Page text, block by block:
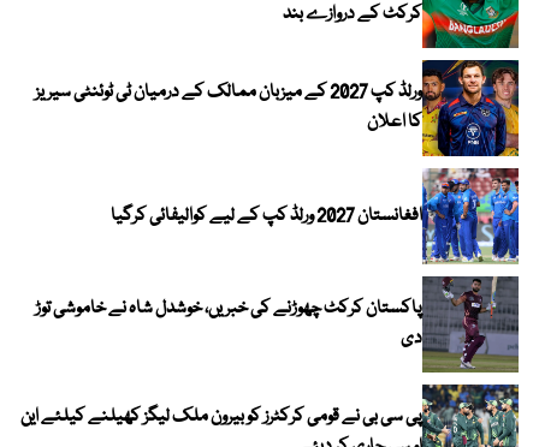
کرکٹ کے دروازے بند
ورلڈ کپ 2027 کے میزبان ممالک کے درمیان ٹی ٹوئنٹی سیریز
کا اعلان
افغانستان 2027 ورلڈ کپ کے لیے کوالیفائی کرگیا
پاکستان کرکٹ چھوڑنے کی خبریں، خوشدل شاہ نے خاموشی توڑ
دی
پی سی بی نے قومی کرکٹرز کو بیرون ملک لیگز کھیلنے کیلئے این